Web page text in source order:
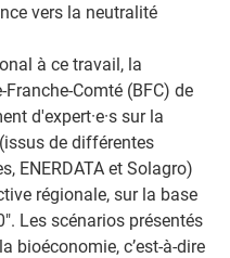
vers la neutralité
à ce travail, la
Comté (BFC) de
d'expert·e·s sur la
de différentes
ENERDATA et Solagro)
régionale, sur la base
Les scénarios présentés
bioéconomie, c’est-à-dire